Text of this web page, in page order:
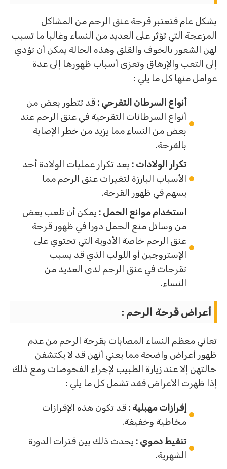
بشكل عام فتعتبر قرحة عنق الرحم من المشاكل
المزعجة التي تؤثر على العديد من النساء وغالبا ما تسبب
لهن الشعور بالخوف والقلق وهذه الحالة يمكن أن تؤدي
إلى التعب والإرهاق وتعزى أسباب ظهورها إلى عدة
عوامل منها كل ما يلي :
أنواع السرطان التقرحي : قد تتطور بعض من
أنواع السرطانات التقرحية في عنق الرحم عند
بعض من النساء مما يزيد من خطر الإصابة
بالقرحة.
تكرار الولادات : يعد تكرار عمليات الولادة أحد
الأسباب البارزة لتغيرات عنق الرحم مما
يسهم في ظهور القرحة.
استخدام موانع الحمل : يمكن أن تلعب بعض
من وسائل منع الحمل دورا في ظهور قرحة
عنق الرحم خاصة الأدوية التي تحتوي على
الإستروجين أو اللولب الذي قد يسبب
تقرحات في عنق الرحم لدى العديد من
النساء.
أعراض قرحة الرحم :
تعاني معظم النساء المصابات بقرحة الرحم من عدم
ظهور أعراض واضحة مما يعني أنهن قد لا يكتشفن
حالتهن إلا عند زيارة الطبيب لإجراء الفحوصات ومع ذلك
إذا ظهرت الأعراض فقد تشمل كل ما يلي :
إفرازات مهبلية : قد تكون هذه الإفرازات
مخاطية وخفيفة.
تنقيط دموي : يحدث ذلك بين فترات الدورة
الشهرية.